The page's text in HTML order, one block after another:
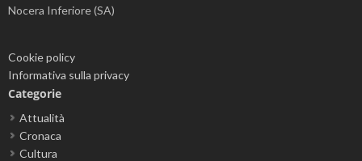
Nocera Inferiore (SA)
Cookie policy
Informativa sulla privacy
Categorie
Attualità
Cronaca
Cultura